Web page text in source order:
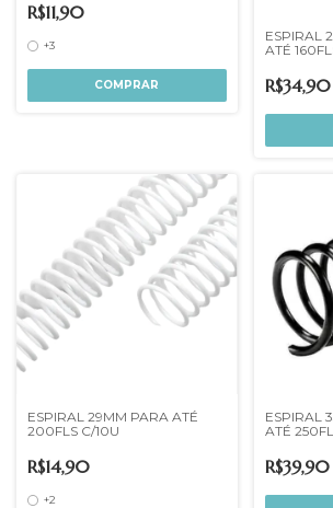
R$11,90
+3
COMPRAR
ESPIRAL
ATÉ
R$34,90
ESPIRAL 29MM PARA ATÉ
200FLS C/10U
R$14,90
+2
ESPIRAL
ATÉ
R$39,90